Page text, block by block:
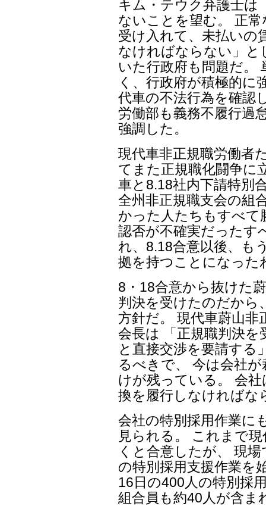
キム・テウク弁護士は
ないことを望む。 正
受け入れて、未払いの
なければならない」
いた行政府も問題だ。
く、行政府が積極的に
代車の不法行為を確認
労働部も義務不履行過
強調した。
現代車非正規職労働者
てまた正規職化闘争に
車と8.18社内下請特別
全州非正規職支会の組
かった人たちもすべて
認否が不確実だったす
れ、8.18合意以後、も
拠を持つことになった
8・18合意から抜けた
判決を受けたのだから
方針だ。 現代車蔚山
会長は 「正規職判決
と直接交渉を要請する
るべきで、 今は会社
けが残っている。 会
換を履行しなければな
会社の特別採用作業に
見られる。 これまで
くと合意したが、 現
の特別採用支援作業を
16日の400人の特別採
組合員も約40人が含ま